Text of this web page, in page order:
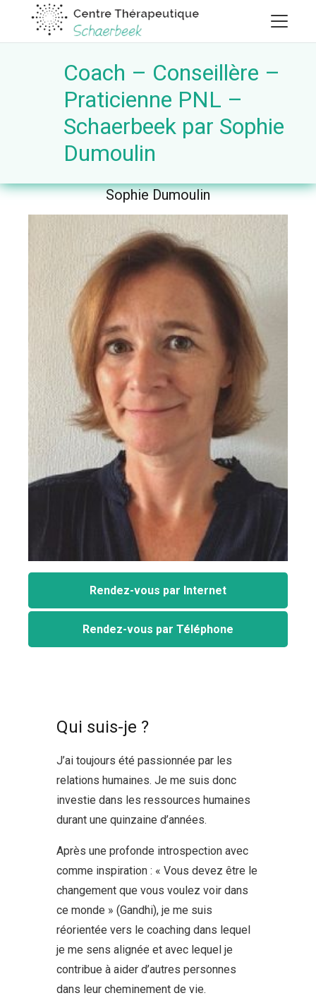
Coach – Conseillère –
Praticienne PNL –
Schaerbeek par Sophie
Dumoulin
Qui suis-je ?
J’ai toujours été passionnée par les
relations humaines. Je me suis donc
investie dans les ressources humaines
durant une quinzaine d’années.
Après une profonde introspection avec
comme inspiration : « Vous devez être le
changement que vous voulez voir dans
ce monde » (Gandhi), je me suis
réorientée vers le coaching dans lequel
je me sens alignée et avec lequel je
contribue à aider d’autres personnes
dans leur cheminement de vie.
Sophie Dumoulin
Rendez-vous par Internet
Rendez-vous par Téléphone